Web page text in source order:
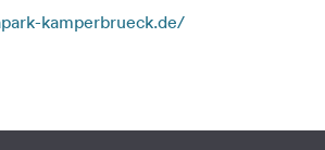
kamperbrueck.de/